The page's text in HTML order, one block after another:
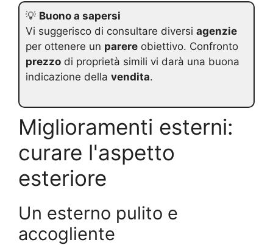
💡 Buono a sapersi
Vi suggerisco di consultare diversi agenzie
per ottenere un parere obiettivo. Confronto
prezzo di proprietà simili vi darà una buona
indicazione della vendita.
Miglioramenti esterni:
curare l'aspetto
esteriore
Un esterno pulito e
accogliente